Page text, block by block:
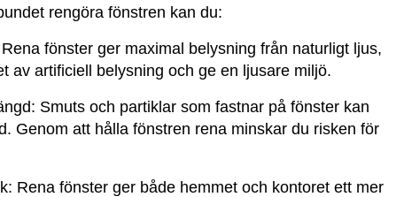
rengöra fönstren kan du:
Rena fönster ger maximal belysning från naturligt ljus,
av artificiell belysning och ge en ljusare miljö.
Smuts och partiklar som fastnar på fönster kan
Genom att hålla fönstren rena minskar du risken för
Rena fönster ger både hemmet och kontoret ett mer